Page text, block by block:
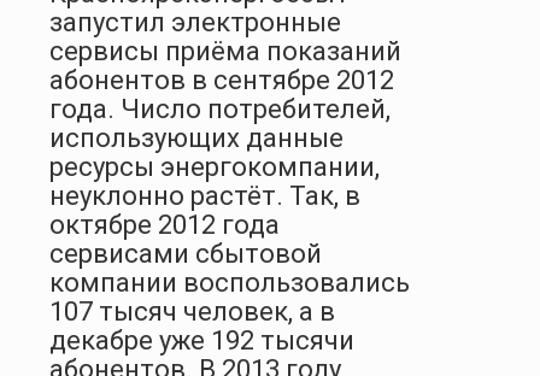
запустил электронные
сервисы приёма показаний
абонентов в сентябре 2012
года. Число потребителей,
использующих данные
ресурсы энергокомпании,
неуклонно растёт. Так, в
октябре 2012 года
сервисами сбытовой
компании воспользовались
107 тысяч человек, а в
декабре уже 192 тысячи
абонентов. В 2013 году